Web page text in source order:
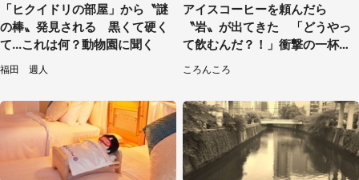
「ヒクイドリの部屋」から〝謎
の棒〟発見される 黒くて硬く
て...これは何？動物園に聞く
福田 週人
アイスコーヒーを頼んだら
〝岩〟が出てきた 「どうやっ
て飲むんだ？！」衝撃の一杯が
話題
ころんころ